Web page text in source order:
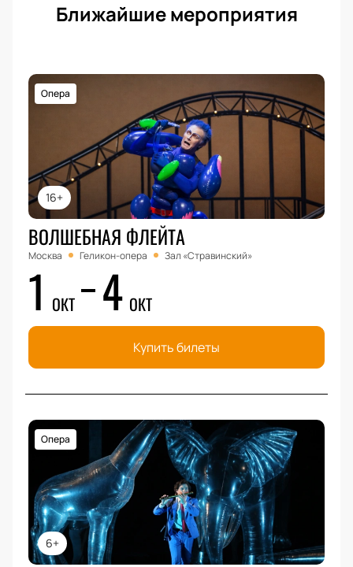
Ближайшие мероприятия
16+
Опера
ВОЛШЕБНАЯ ФЛЕЙТА
Москва Геликон-опера Зал «Стравинский»
1 ОКТ 4 ОКТ
Купить билеты
6+
Опера